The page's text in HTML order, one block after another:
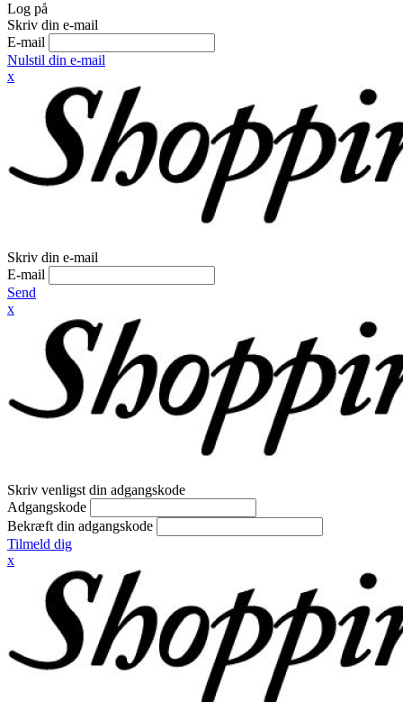
Log på
Skriv din e-mail
E-mail
Nulstil din e-mail
x
Skriv din e-mail
E-mail
Send
x
Skriv venligst din adgangskode
Adgangskode
Bekræft din adgangskode
Tilmeld dig
x